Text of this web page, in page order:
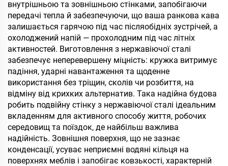
внутрішньою та зовнішньою стінками, запобігаючи
передачі тепла й забезпечуючи, що ваша ранкова кава
залишається гарячою під час післяобідніх зустрічей, а
охолоджений напій — прохолодним під час літніх
активностей. Виготовлення з нержавіючої сталі
забезпечує неперевершену міцність: кружка витримує
падіння, ударні навантаження та щоденне
використання без тріщин, сколів чи розбиття, на
відміну від крихких альтернатив. Така надійна будова
робить подвійну стінку з нержавіючої сталі ідеальним
вкладенням для активного способу життя, робочих
середовищ та поїздок, де найбільш важлива
надійність. Зовнішня поверхня, що не зазнає
конденсації, усуває неприємні водяні кільця на
поверхнях меблів і запобігає ковзькості, характерній